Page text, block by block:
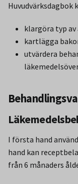
klargöra typ
kartlägga
utvärdera
I första hand
hand kan
från 6 månaders